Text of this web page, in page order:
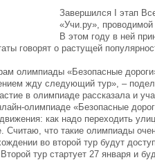
Завершился I этап
«Учи.ру», проводимой
В этом году в ней
говорят о растущей
олимпиады «Безопасные
жду следующий тур», –
в олимпиаде рассказала и
олимпиаде «Безопасные
как надо переходить
Считаю, что такие олимпиады
во второй тур будут
тур стартует 27 января и